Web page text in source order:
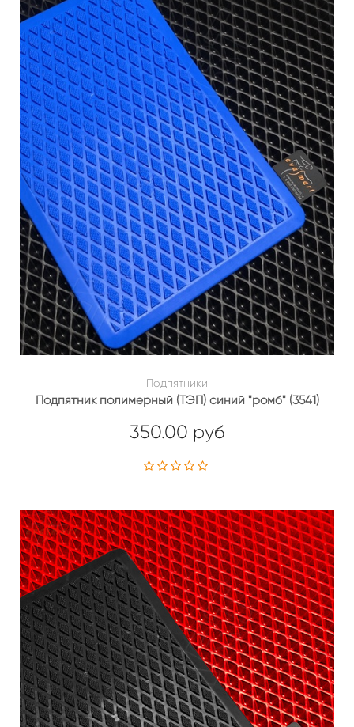
Подпятники
Подпятник полимерный (ТЭП) синий "ромб" (3541)
350.00 руб